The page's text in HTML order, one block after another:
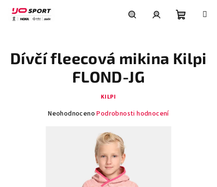
obsah
košík
Dívčí fleecová mikina Kilpi
FLOND-JG
KILPI
Průměrné
Neohodnoceno Podrobnosti hodnocení